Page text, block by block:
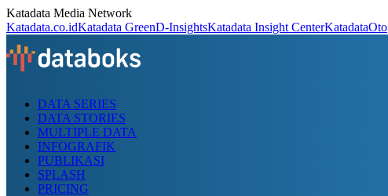
Katadata Media Network
Katadata.co.idKatadata GreenD-InsightsKatadata Insight CenterKatadataOto
DATA SERIES
DATA STORIES
MULTIPLE DATA
INFOGRAFIK
PUBLIKASI
SPLASH
PRICING